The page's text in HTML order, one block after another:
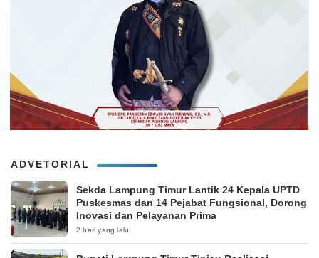
ADVETORIAL
‎Sekda Lampung Timur Lantik 24 Kepala UPTD
Puskesmas dan 14 Pejabat Fungsional, Dorong
Inovasi dan Pelayanan Prima
2 hari yang lalu